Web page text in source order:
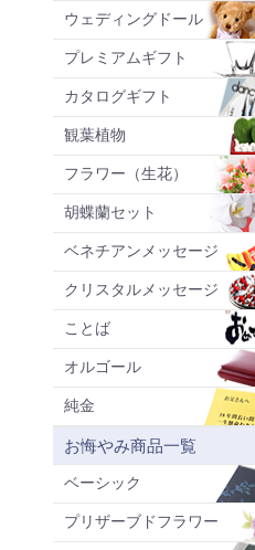
ウェディングドール
プレミアムギフト
カタログギフト
観葉植物
フラワー（生花）
胡蝶蘭セット
ベネチアンメッセージ
クリスタルメッセージ
ことば
オルゴール
純金
お悔やみ商品一覧
ベーシック
プリザーブドフラワー